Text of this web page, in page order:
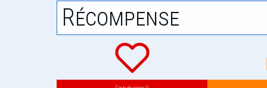
Récompense